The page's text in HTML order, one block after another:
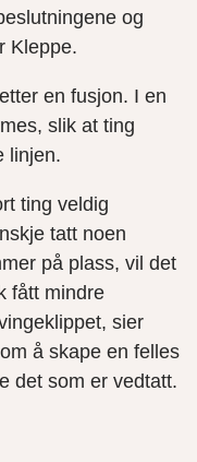
og
Kleppe.
en fusjon. I en
slik at ting
linjen.
ting veldig
tatt noen
på plass, vil det
fått mindre
sier
å skape en felles
det som er vedtatt.